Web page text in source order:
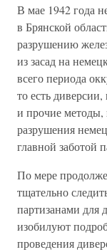
В мае 1942 года
в Брянской
разрушению
из засад на
всего периода
то есть
и прочие методы,
разрушения
главной заботой
По мере
тщательно
партизанами для
изобилуют
проведения